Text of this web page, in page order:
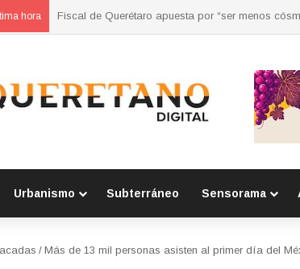
hora Refuerzan municipios coordinación por la
Urbanismo Subterráneo Sensorama
/ Más de 13 mil personas asisten al primer día del